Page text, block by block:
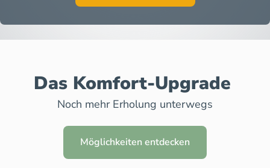
Das Komfort-Upgrade
Noch mehr Erholung unterwegs
Möglichkeiten entdecken